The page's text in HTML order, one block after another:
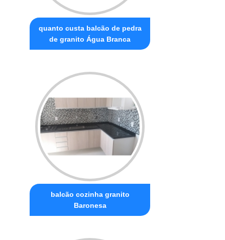
quanto custa balcão de pedra
de granito Água Branca
balcão cozinha granito
Baronesa